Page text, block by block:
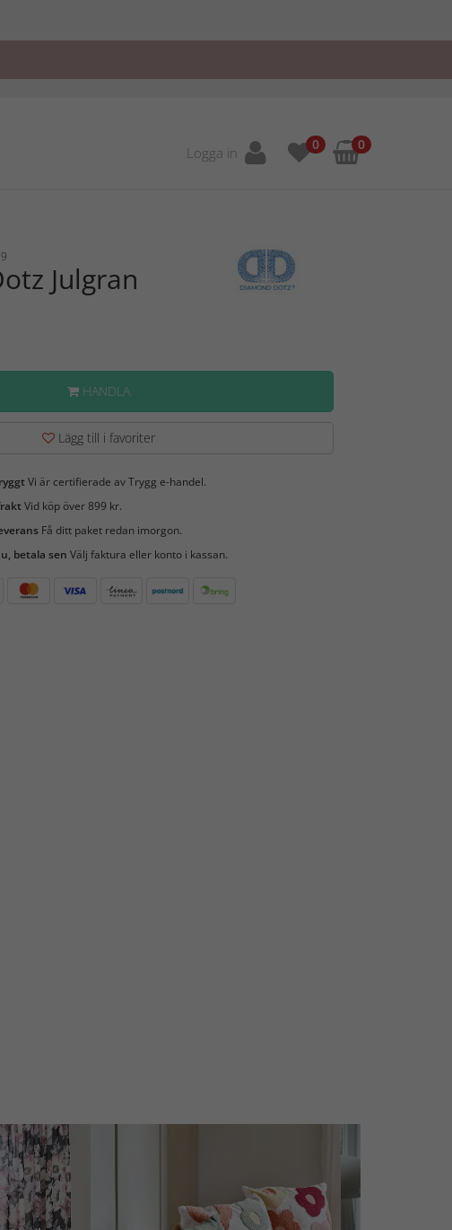
Logga in 0 0
Julgran
HANDLA
Lägg till i favoriter
Vi är certifierade av Trygg e-handel.
Vid köp över 899 kr.
Få ditt paket redan imorgon.
betala sen Välj faktura eller konto i kassan.